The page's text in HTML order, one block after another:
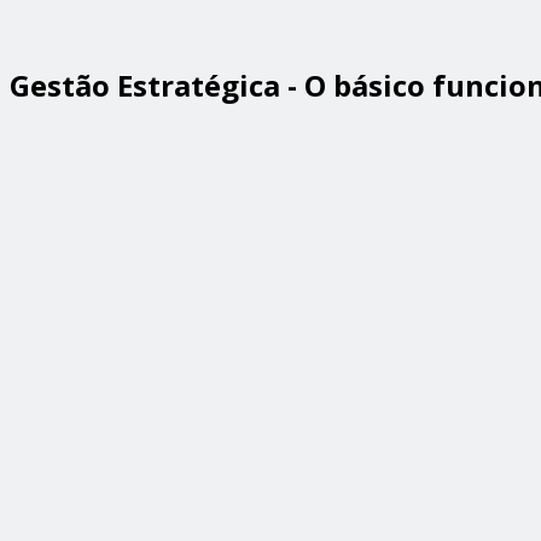
Gestão Estratégica - O básico